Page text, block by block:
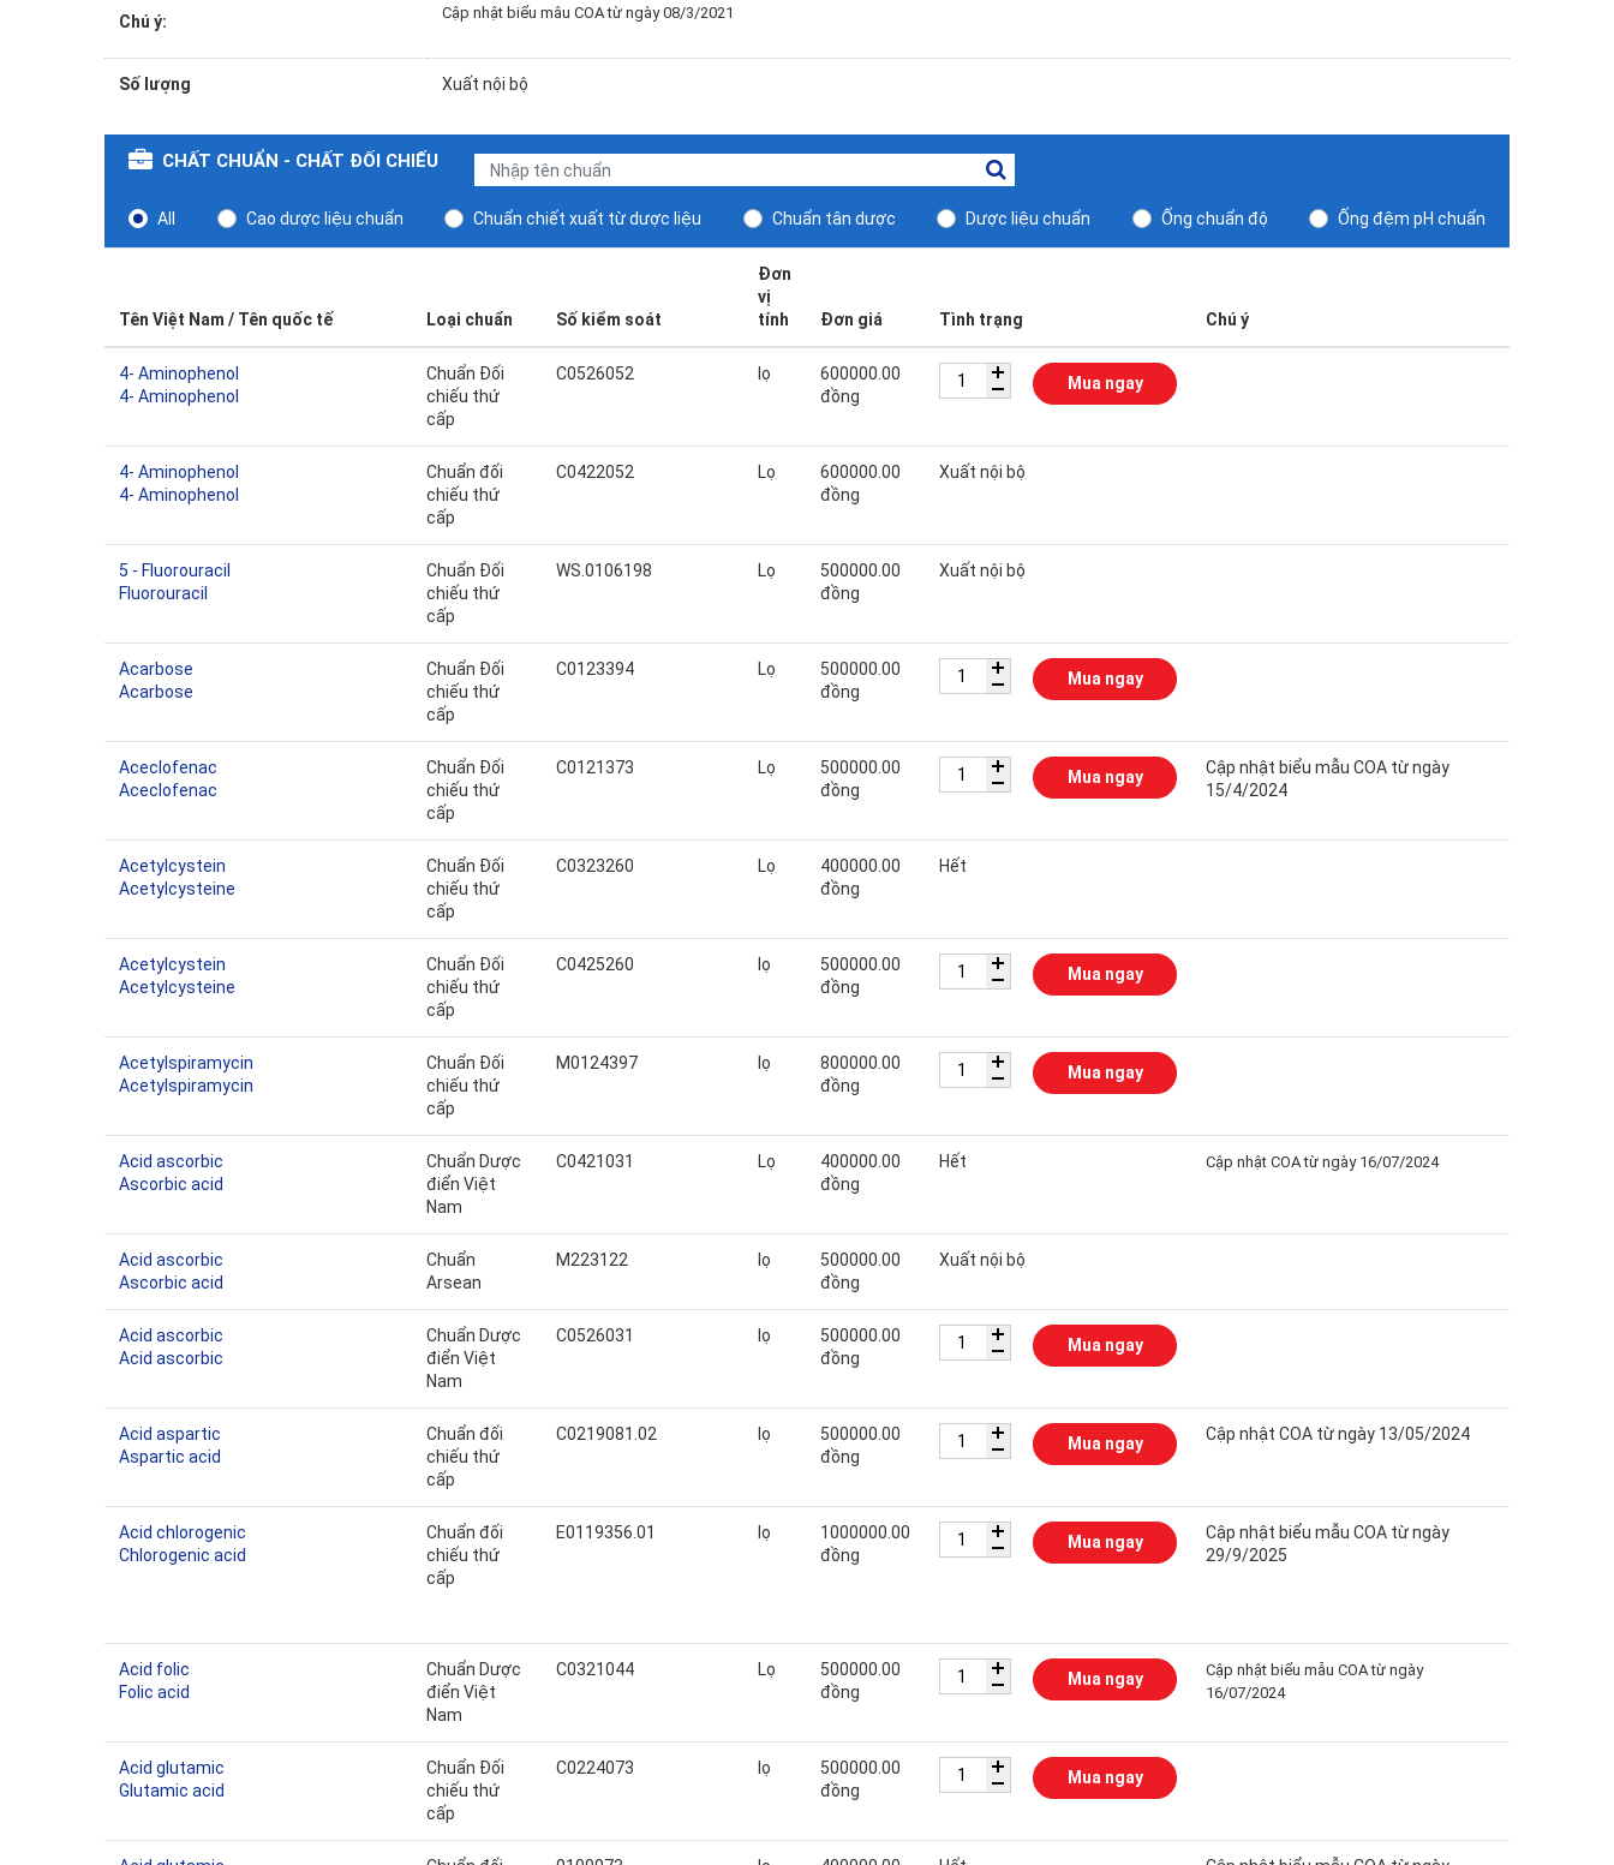
Chú ý: Cập nhật biểu mâu COA từ ngày 08/3/2021
Số lượng Xuất nội bộ
CHẤT CHUẨN - CHẤT ĐỐI CHIẾU
All Cao dược liệu chuẩn Chuẩn chiết xuất từ dược liệu Chuẩn tân dược Dược liệu chuẩn Ống chuẩn độ Ống đệm pH chuẩn
Tên Việt Nam / Tên quốc tế Loại chuẩn Số kiểm soát
Đơn
vị
tính
Đơn giá Tình trạng Chú ý
4- Aminophenol
4- Aminophenol
Chuẩn Đối
chiếu thứ
cấp
C0526052 lọ
600000.00
đồng
Mua ngay
4- Aminophenol
4- Aminophenol
Chuẩn đối
chiếu thứ
cấp
C0422052 Lọ
600000.00
đồng
Xuất nội bộ
5 - Fluorouracil
Fluorouracil
Chuẩn Đối
chiếu thứ
cấp
WS.0106198 Lọ
500000.00
đồng
Xuất nội bộ
Acarbose
Acarbose
Chuẩn Đối
chiếu thứ
cấp
C0123394 Lọ
500000.00
đồng
Mua ngay
Aceclofenac
Aceclofenac
Chuẩn Đối
chiếu thứ
cấp
C0121373 Lọ
500000.00
đồng
Mua ngay
Cập nhật biểu mẫu COA từ ngày
15/4/2024
Acetylcystein
Acetylcysteine
Chuẩn Đối
chiếu thứ
cấp
C0323260 Lọ
400000.00
đồng
Hết
Acetylcystein
Acetylcysteine
Chuẩn Đối
chiếu thứ
cấp
C0425260 lọ
500000.00
đồng
Mua ngay
Acetylspiramycin
Acetylspiramycin
Chuẩn Đối
chiếu thứ
cấp
M0124397 lọ
800000.00
đồng
Mua ngay
Acid ascorbic
Ascorbic acid
Chuẩn Dược
điển Việt
Nam
C0421031 Lọ
400000.00
đồng
Hết Cập nhật COA từ ngày 16/07/2024
Acid ascorbic
Ascorbic acid
Chuẩn
Arsean
M223122 lọ
500000.00
đồng
Xuất nội bộ
Acid ascorbic
Acid ascorbic
Chuẩn Dược
điển Việt
Nam
C0526031 lọ
500000.00
đồng
Mua ngay
Acid aspartic
Aspartic acid
Chuẩn đối
chiếu thứ
cấp
C0219081.02 lọ
500000.00
đồng
Mua ngay Cập nhật COA từ ngày 13/05/2024
Acid chlorogenic
Chlorogenic acid
Chuẩn đối
chiếu thứ
cấp
E0119356.01 lọ
1000000.00
đồng
Mua ngay
Cập nhật biểu mẫu COA từ ngày
29/9/2025
Acid folic
Folic acid
Chuẩn Dược
điển Việt
Nam
C0321044 Lọ
500000.00
đồng
Mua ngay
Cập nhật biểu mẫu COA từ ngày
16/07/2024
Acid glutamic
Glutamic acid
Chuẩn Đối
chiếu thứ
cấp
C0224073 lọ
500000.00
đồng
Mua ngay